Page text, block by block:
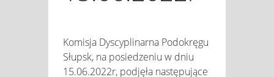
Komisja Dyscyplinarna Podokręgu
Słupsk, na posiedzeniu w dniu
15.06.2022r, podjęła następujące